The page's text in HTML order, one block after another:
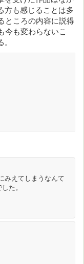
方も感じることは多
ところの内容に説得
今も変わらないこ
みえてしまうなんて
た。